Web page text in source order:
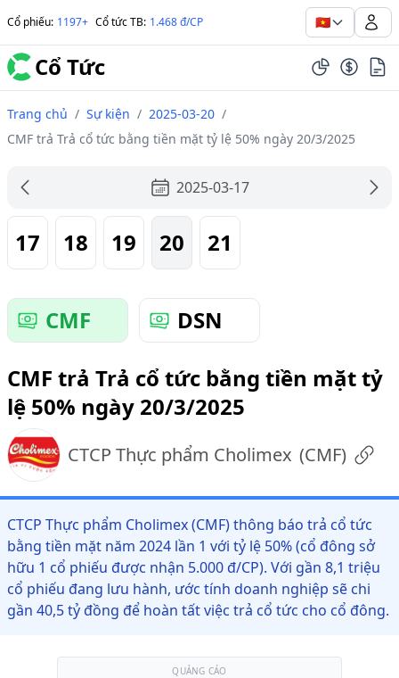
Cổ phiếu: 1197+ Cổ tức TB: 1.468 đ/CP 🇻🇳
Cổ Tức
Trang chủ / Sự kiện / 2025-03-20 /
CMF trả Trả cổ tức bằng tiền mặt tỷ lệ 50% ngày 20/3/2025
2025-03-17
17 18 19 20 21
CMF
DSN
CMF trả Trả cổ tức bằng tiền mặt tỷ
lệ 50% ngày 20/3/2025
CTCP Thực phẩm Cholimex (CMF)
CTCP Thực phẩm Cholimex (CMF) thông báo trả cổ tức
bằng tiền mặt năm 2024 lần 1 với tỷ lệ 50% (cổ đông sở
hữu 1 cổ phiếu được nhận 5.000 đ/CP). Với gần 8,1 triệu
cổ phiếu đang lưu hành, ước tính doanh nghiệp sẽ chi
gần 40,5 tỷ đồng để hoàn tất việc trả cổ tức cho cổ đông.
QUẢNG CÁO